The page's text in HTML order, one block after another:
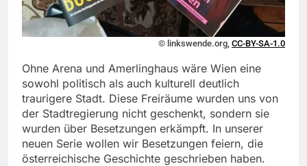
© linkswende.org, CC-BY-SA-1.0
Ohne Arena und Amerlinghaus wäre Wien eine
sowohl politisch als auch kulturell deutlich
traurigere Stadt. Diese Freiräume wurden uns von
der Stadtregierung nicht geschenkt, sondern sie
wurden über Besetzungen erkämpft. In unserer
neuen Serie wollen wir Besetzungen feiern, die
österreichische Geschichte geschrieben haben.